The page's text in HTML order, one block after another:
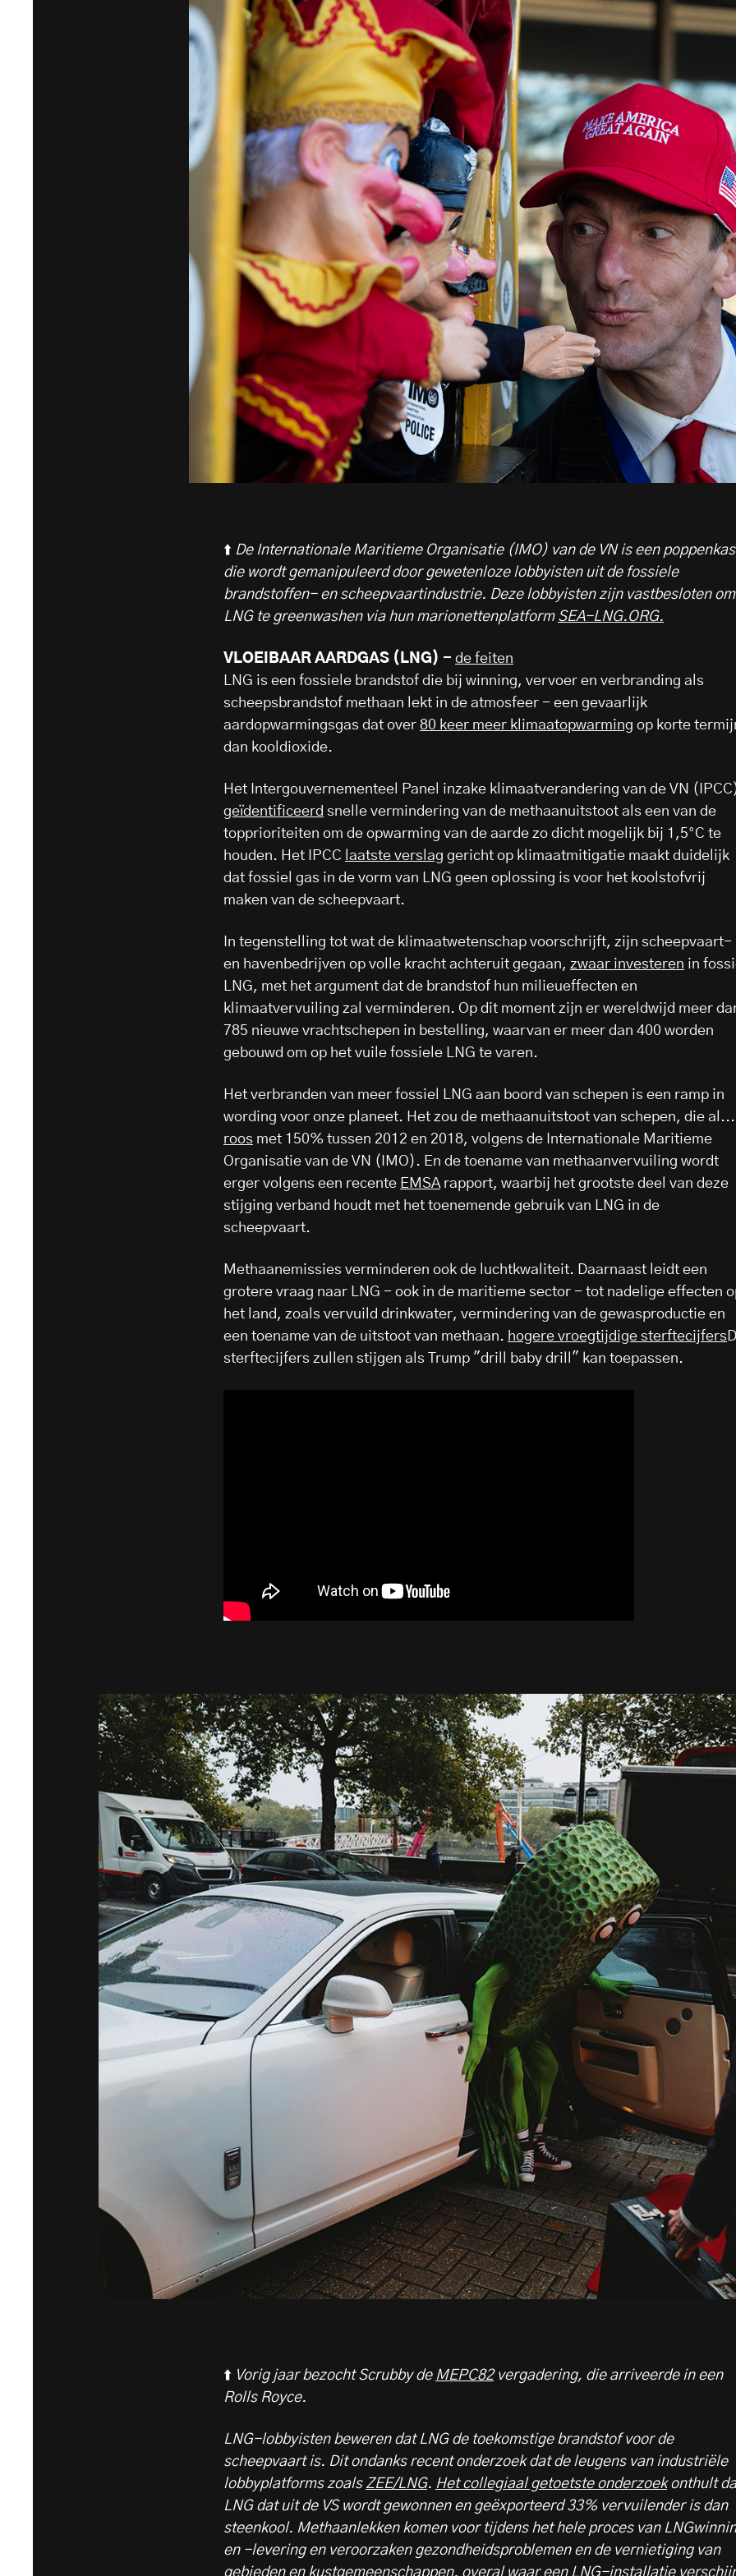
⬆️ De Internationale Maritieme Organisatie (IMO) van de VN is een
die wordt gemanipuleerd door gewetenloze lobbyisten uit de fossiele
brandstoffen- en scheepvaartindustrie. Deze lobbyisten zijn vastbesloten om
LNG te greenwashen via hun marionettenplatform SEA-LNG.ORG.
VLOEIBAAR AARDGAS (LNG) - de feiten
LNG is een fossiele brandstof die bij winning, vervoer en verbranding als
scheepsbrandstof methaan lekt in de atmosfeer - een gevaarlijk
aardopwarmingsgas dat over 80 keer meer klimaatopwarming op korte
dan kooldioxide.
Het Intergouvernementeel Panel inzake klimaatverandering van de VN
geïdentificeerd snelle vermindering van de methaanuitstoot als een van de
topprioriteiten om de opwarming van de aarde zo dicht mogelijk bij 1,5°C te
houden. Het IPCC laatste verslag gericht op klimaatmitigatie maakt duidelijk
dat fossiel gas in de vorm van LNG geen oplossing is voor het koolstofvrij
maken van de scheepvaart.
In tegenstelling tot wat de klimaatwetenschap voorschrijft, zijn scheepvaart-
en havenbedrijven op volle kracht achteruit gegaan, zwaar investeren in
LNG, met het argument dat de brandstof hun milieueffecten en
klimaatvervuiling zal verminderen. Op dit moment zijn er wereldwijd meer
785 nieuwe vrachtschepen in bestelling, waarvan er meer dan 400 worden
gebouwd om op het vuile fossiele LNG te varen.
Het verbranden van meer fossiel LNG aan boord van schepen is een ramp in
wording voor onze planeet. Het zou de methaanuitstoot van schepen, die al...
roos met 150% tussen 2012 en 2018, volgens de Internationale Maritieme
Organisatie van de VN (IMO). En de toename van methaanvervuiling wordt
erger volgens een recente EMSArapport, waarbij het grootste deel van deze
stijging verband houdt met het toenemende gebruik van LNG in de
scheepvaart.
Methaanemissies verminderen ook de luchtkwaliteit. Daarnaast leidt een
grotere vraag naar LNG - ook in de maritieme sector - tot nadelige effecten
het land, zoals vervuild drinkwater, vermindering van de gewasproductie en
een toename van de uitstoot van methaan. hogere vroegtijdige sterftecijfers
sterftecijfers zullen stijgen als Trump "drill baby drill" kan toepassen.
⬆️ Vorig jaar bezocht Scrubby de MEPC82vergadering, die arriveerde in een
Rolls Royce.
LNG-lobbyisten beweren dat LNG de toekomstige brandstof voor de
scheepvaart is. Dit ondanks recent onderzoek dat de leugens van industriële
lobbyplatforms zoals ZEE/LNG. Het collegiaal getoetste onderzoekonthult
LNG dat uit de VS wordt gewonnen en geëxporteerd 33% vervuilender is dan
steenkool. Methaanlekken komen voor tijdens het hele proces van
en -levering en veroorzaken gezondheidsproblemen en de vernietiging van
gebieden en kustgemeenschappen. overal waar een LNG-installatie